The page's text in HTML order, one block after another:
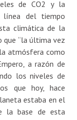
de CO2 y la
línea del tiempo
climática de la
que “la última vez
atmósfera como
a razón de
los niveles de
que hoy, hace
estaba en el
la base de esta